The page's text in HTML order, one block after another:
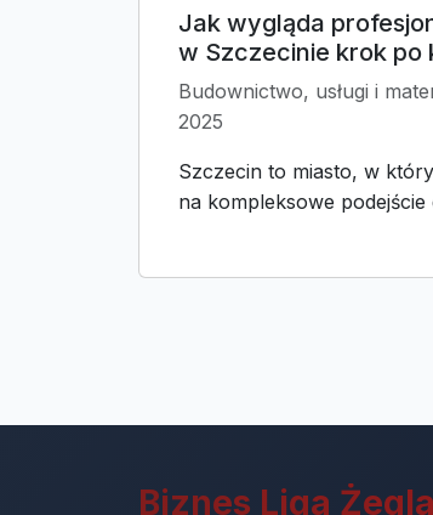
Jak wygląda
w Szczecinie krok po
Budownictwo, usługi i
2025
Szczecin to miasto, w
na kompleksowe
Biznes Liga